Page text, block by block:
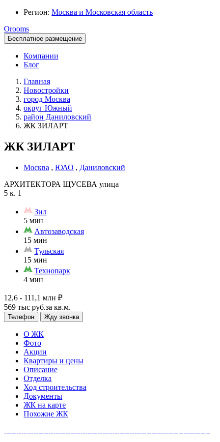
Регион: Москва и Московская область
Orooms
Бесплатное размещение
Компании
Блог
Главная
Новостройки
город Москва
округ Южный
район Даниловский
ЖК ЗИЛАРТ
ЖК ЗИЛАРТ
Москва , ЮАО , Даниловский
АРХИТЕКТОРА ЩУСЕВА улица
5 к. 1
Зил
5 мин
Автозаводская
15 мин
Тульская
15 мин
Технопарк
4 мин
12,6 - 111,1 млн ₽
569 тыс руб.за кв.м.
Телефон Жду звонка
О ЖК
Фото
Акции
Квартиры и цены
Описание
Отделка
Ход строительства
Документы
ЖК на карте
Похожие ЖК